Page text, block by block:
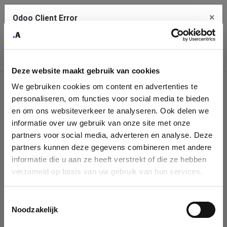
Deze website maakt gebruik van cookies
We gebruiken cookies om content en advertenties te
personaliseren, om functies voor social media te bieden
en om ons websiteverkeer te analyseren. Ook delen we
informatie over uw gebruik van onze site met onze
partners voor social media, adverteren en analyse. Deze
partners kunnen deze gegevens combineren met andere
informatie die u aan ze heeft verstrekt of die ze hebben
verzameld op basis van uw gebruik van hun services.
Noodzakelijk
Company
Identification
Please fill in your company details
You can search a company in our database by name, VAT or
enterprise ID. When a company is selected it will auto-complete the
form. If you don't find your company in our database, you can create
Odoo Client Error ×
service.
See details
Ok